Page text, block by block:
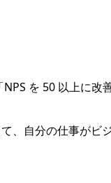
を 50 以上に改
自分の仕事がビ